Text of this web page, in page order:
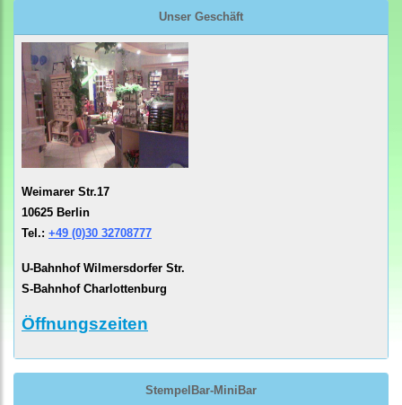
Unser Geschäft
Weimarer Str.17
10625 Berlin
Tel.: +49 (0)30 32708777
U-Bahnhof Wilmersdorfer Str.
S-Bahnhof Charlottenburg
Öffnungszeiten
StempelBar-MiniBar